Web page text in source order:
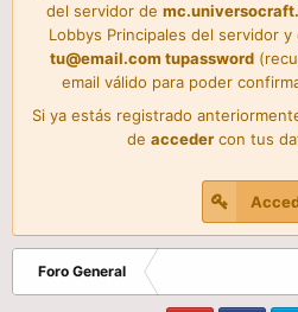
del servidor de
Lobbys Principales del servidor
tu@email.com tupassword
email válido para poder
Si ya estás registrado
de accedercon tus
Foro General